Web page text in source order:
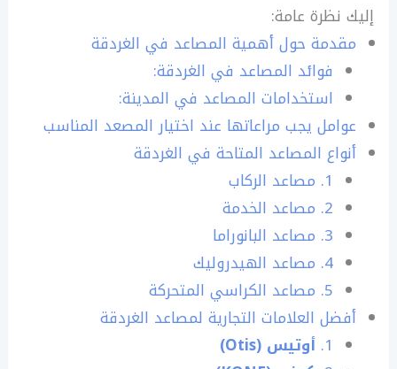
إليك نظرة عامة:
مقدمة حول أهمية المصاعد في الغردقة
فوائد المصاعد في الغردقة:
استخدامات المصاعد في المدينة:
عوامل يجب مراعاتها عند اختيار المصعد المناسب
أنواع المصاعد المتاحة في الغردقة
1. مصاعد الركاب
2. مصاعد الخدمة
3. مصاعد البانوراما
4. مصاعد الهيدروليك
5. مصاعد الكراسي المتحركة
أفضل العلامات التجارية لمصاعد الغردقة
1. أوتيس (Otis)